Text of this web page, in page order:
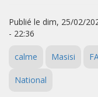
Publié le dim, 25/02/
- 22:36
calme Masisi
National